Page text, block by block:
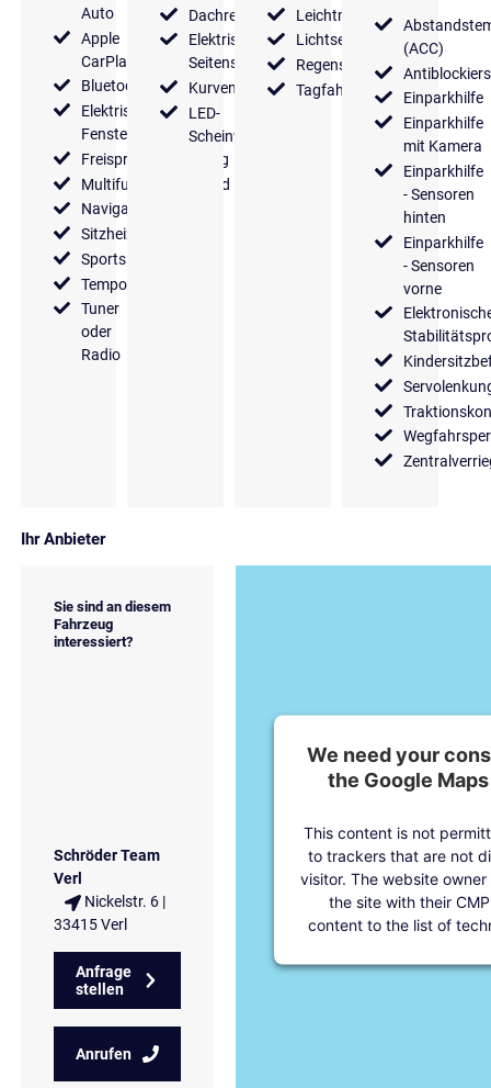
Auto
Apple
CarPlay
Bluetooth
Elektrische
Fensterheber
Freisprecheinrichtung
Multifunktionslenkrad
Navigationssystem
Sitzheizung
Sportsitze
Tempomat
Tuner
oder
Radio
Dachreling
Elektrische
Seitenspiegel
Kurvenlicht
LED-
Scheinwerfer
Leichtmetallfelgen
Lichtsensor
Regensensor
Tagfahrlicht
(ACC)
Einparkhilfe
Einparkhilfe
mit Kamera
Einparkhilfe
- Sensoren
hinten
Einparkhilfe
- Sensoren
vorne
Ihr Anbieter
Sie sind an diesem
Fahrzeug
interessiert?
Schröder Team
Verl
Nickelstr. 6 |
33415 Verl
Anfrage
stellen
Anrufen
We need your
the Google
This content is not
to trackers that are not
visitor. The website
the site with their
content to the list of